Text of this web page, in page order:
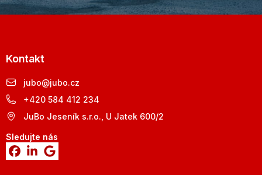
Kontakt
jubo@jubo.cz
+420 584 412 234
JuBo Jeseník s.r.o., U Jatek 600/2
Sledujte nás